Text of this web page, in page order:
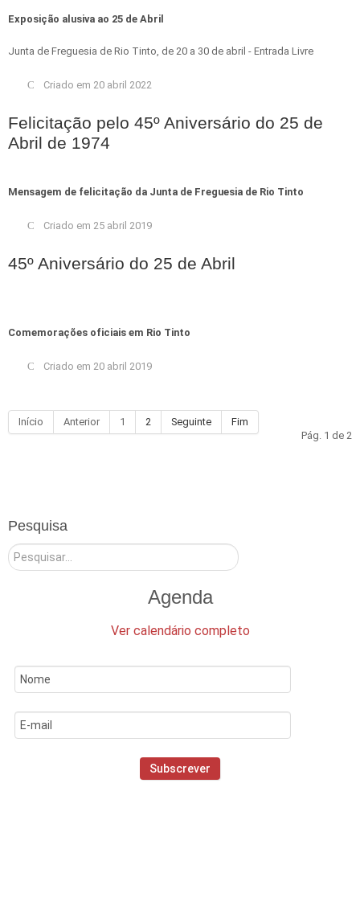
Pesquisa
Pesquisar
Agenda
Ver calendário completo
Exposição alusiva ao 25 de Abril
Junta de Freguesia de Rio Tinto, de 20 a 30 de abril - Entrada Livre
Criado em 20 abril 2022
Felicitação pelo 45º Aniversário do 25 de
Abril de 1974
Mensagem de felicitação da Junta de Freguesia de Rio Tinto
Criado em 25 abril 2019
45º Aniversário do 25 de Abril
Comemorações oficiais em Rio Tinto
Criado em 20 abril 2019
Pág. 1 de 2
Início Anterior 1 2 Seguinte Fim